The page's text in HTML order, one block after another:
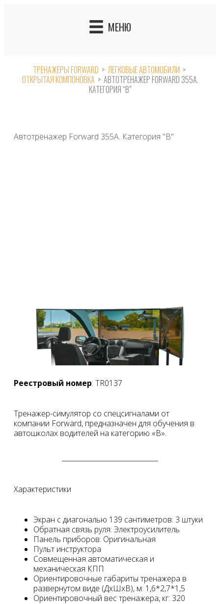
МЕНЮ
ТРЕНАЖЕРЫ FORWARD > ЛЕГКОВЫЕ АВТОМОБИЛИ >
ОТКРЫТАЯ КОМПОНОВКА > АВТОТРЕНАЖЕР FORWARD 355А.
КАТЕГОРИЯ “B”
Автотренажер Forward 355А. Категория "B"
Реестровый номер: TR0137
Тренажер-симулятор со спецсигналами от
компании Forward, предназначен для обучения в
автошколах водителей на категорию «B».
Характеристики
Экран с диагональю 139 сантиметров: 3 штуки
Обратная связь руля: Электроусилитель
Панель приборов: Оригинальная
Пульт инструктора
Совмещенная автоматическая и
механическая КПП
Ориентировочные габариты тренажера в
развернутом виде (ДхШхВ), м: 1,6*2,7*1,5
Ориентировочный вес тренажера, кг: 320